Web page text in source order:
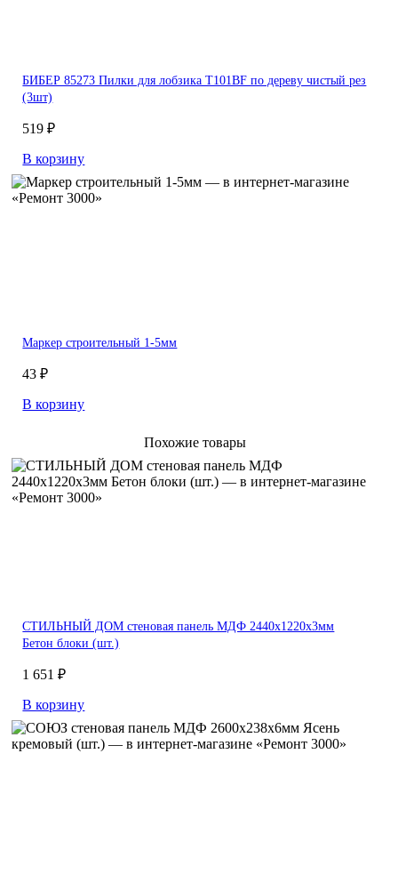
БИБЕР 85273 Пилки для лобзика Т101ВF по дереву чистый рез
(3шт)
519 ₽
В корзину
Маркер строительный 1-5мм
43 ₽
В корзину
Похожие товары
СТИЛЬНЫЙ ДОМ стеновая панель МДФ 2440х1220х3мм
Бетон блоки (шт.)
1 651 ₽
В корзину